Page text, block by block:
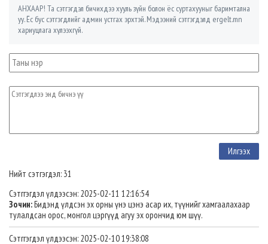
АНХААР! Та сэтгэгдэл бичихдээ хууль зүйн болон ёс суртахууныг баримтална
уу. Ёс бус сэтгэгдлийг админ устгах эрхтэй. Мэдээний сэтгэгдэлд ergelt.mn
хариуцлага хүлээхгүй.
Нийт сэтгэгдэл: 31
Сэтггэгдэл үлдээсэн: 2025-02-11 12:16:54
Зочин:Бидэнд үлдсэн эх орны үнэ цэнэ асар их, түүнийг хамгаалахаар
тулалдсан орос, монгол цэргүүд агуу эх орончид юм шүү.
Сэтггэгдэл үлдээсэн: 2025-02-10 19:38:08